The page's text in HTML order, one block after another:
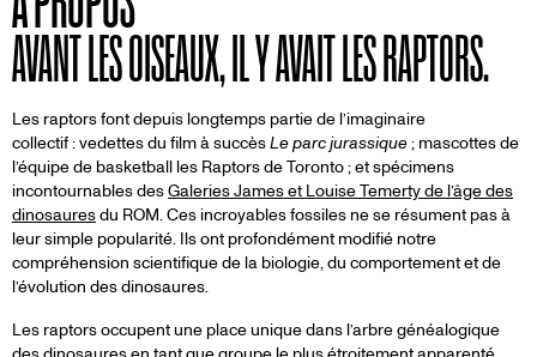
AVANT LES OISEAUX, IL Y AVAIT LES RAPTORS.
Les raptors font depuis longtemps partie de l’imaginaire
collectif : vedettes du film à succèsLe parc jurassique; mascottes de
l’équipe de basketball les Raptors de Toronto ; et spécimens
incontournables desGaleries James et Louise Temerty de l’âge des
dinosauresdu ROM. Ces incroyables fossiles ne se résument pas à
leur simple popularité. Ils ont profondément modifié notre
compréhension scientifique de la biologie, du comportement et de
l’évolution des dinosaures.
Les raptors occupent une place unique dans l’arbre généalogique